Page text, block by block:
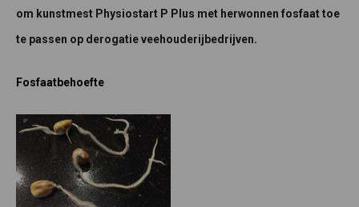
om kunstmest Physiostart P Plus met herwonnen fosfaat toe
te passen op derogatie veehouderijbedrijven.
Fosfaatbehoefte